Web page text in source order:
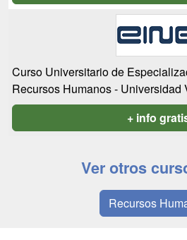
Curso Universitario de
Recursos Humanos - Universidad
+ info
Ver otros
Recursos